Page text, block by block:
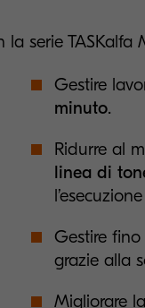
la serie TASKalfa
Gestire
minuto.
Ridurre al
linea di
Gestire fino
grazie alla
Migliorare